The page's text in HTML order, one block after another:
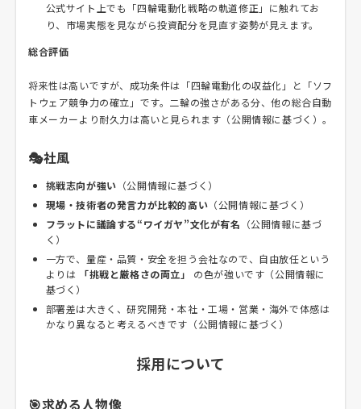
公式サイト上でも「四輪電動化戦略の軌道修正」に触れてお
り、市場実態を見ながら投資配分を見直す姿勢が見えます。
総合評価
将来性は高いですが、成功条件は「四輪電動化の収益化」と「ソフ
トウェア競争力の確立」です。二輪の強さがある分、他の総合自動
車メーカーより耐久力は高いと見られます（公開情報に基づく）。
🎭社風
挑戦志向が強い （公開情報に基づく）
現場・技術者の発言力が比較的高い （公開情報に基づく）
フラットに議論する“ワイガヤ”文化が有名 （公開情報に基づ
く）
一方で、量産・品質・安全を担う会社なので、自由放任という
よりは
「挑戦と厳格さの両立」
の色が強いです（公開情報に
基づく）
部署差は大きく、研究開発・本社・工場・営業・海外で体感は
かなり異なると考えるべきです（公開情報に基づく）
採用について
🎯求める人物像